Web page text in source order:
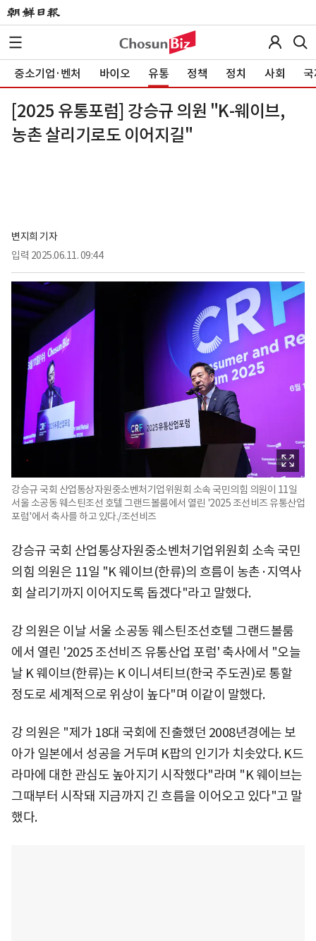
중소기업·벤처 바이오 유통 정책 정치 사회
[2025 유통포럼] 강승규 의원 "K-웨이브,
농촌 살리기로도 이어지길"
변지희 기자
입력 2025.06.11. 09:44
강승규 국회 산업통상자원중소벤처기업위원회 소속 국민의힘 의원이 11일
서울 소공동 웨스틴조선 호텔 그랜드볼룸에서 열린 '2025 조선비즈 유통산업
포럼'에서 축사를 하고 있다./조선비즈
강승규 국회 산업통상자원중소벤처기업위원회 소속 국민
의힘 의원은 11일 "K 웨이브(한류)의 흐름이 농촌·지역사
회 살리기까지 이어지도록 돕겠다"라고 말했다.
강 의원은 이날 서울 소공동 웨스틴조선호텔 그랜드볼룸
에서 열린 '2025 조선비즈 유통산업 포럼' 축사에서 "오늘
날 K 웨이브(한류)는 K 이니셔티브(한국 주도권)로 통할
정도로 세계적으로 위상이 높다"며 이같이 말했다.
강 의원은 "제가 18대 국회에 진출했던 2008년경에는 보
아가 일본에서 성공을 거두며 K팝의 인기가 치솟았다. K드
라마에 대한 관심도 높아지기 시작했다"라며 "K 웨이브는
그때부터 시작돼 지금까지 긴 흐름을 이어오고 있다"고 말
했다.